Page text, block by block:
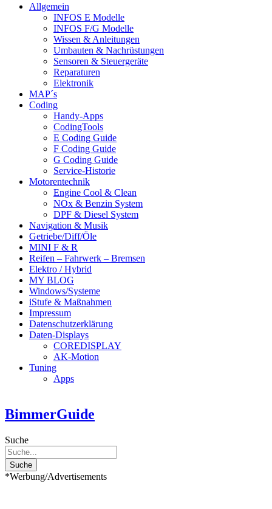
Allgemein
INFOS E Modelle
INFOS F/G Modelle
Wissen & Anleitungen
Umbauten & Nachrüstungen
Sensoren & Steuergeräte
Reparaturen
Elektronik
MAP´s
Coding
Handy-Apps
CodingTools
E Coding Guide
F Coding Guide
G Coding Guide
Service-Historie
Motorentechnik
Engine Cool & Clean
NOx & Benzin System
DPF & Diesel System
Navigation & Musik
Getriebe/Diff/Öle
MINI F & R
Reifen – Fahrwerk – Bremsen
Elektro / Hybrid
MY BLOG
Windows/Systeme
iStufe & Maßnahmen
Impressum
Datenschutzerklärung
Daten-Displays
COREDISPLAY
AK-Motion
Tuning
Apps
BimmerGuide
Suche
Suche
*Werbung/Advertisements